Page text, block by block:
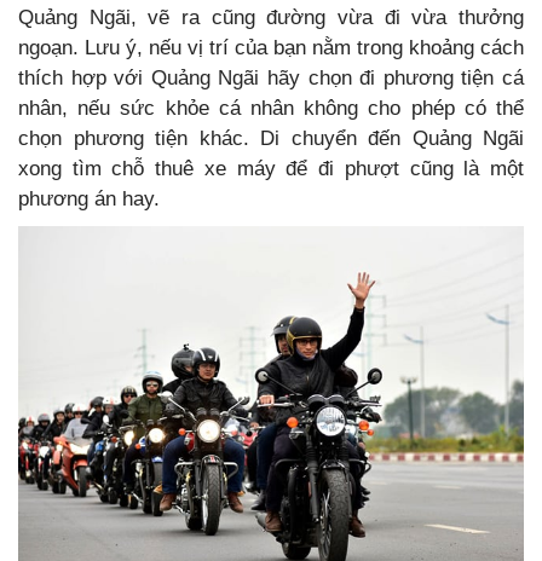
Quảng Ngãi, vẽ ra cũng đường vừa đi vừa thưởng
ngoạn. Lưu ý, nếu vị trí của bạn nằm trong khoảng cách
thích hợp với Quảng Ngãi hãy chọn đi phương tiện cá
nhân, nếu sức khỏe cá nhân không cho phép có thể
chọn phương tiện khác. Di chuyển đến Quảng Ngãi
xong tìm chỗ thuê xe máy để đi phượt cũng là một
phương án hay.